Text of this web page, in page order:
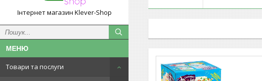
Інтернет магазин Klever-Shop
Товари та послуги